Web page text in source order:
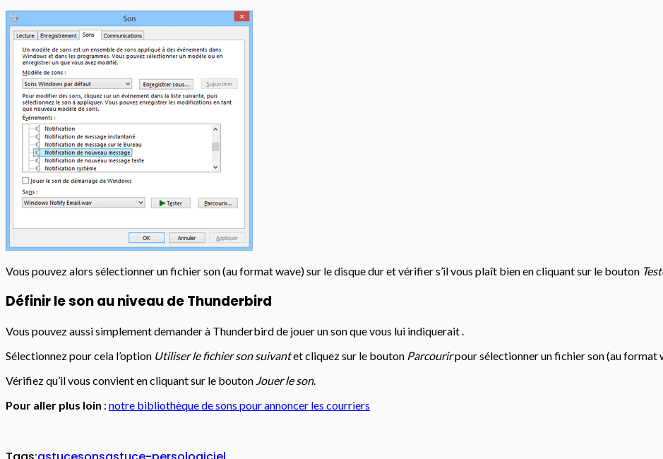
Vous pouvez alors sélectionner un fichier son (au format wave) sur le disque dur et vérifier s’il vous plaît bien en cliquant sur le bouton
Définir le son au niveau de Thunderbird
Vous pouvez aussi simplement demander à Thunderbird de jouer un son que vous lui indiquerait .
Sélectionnez pour cela l’option Utiliser le fichier son suivantet cliquez sur le bouton Parcourirpour sélectionner un fichier son (au format
Vérifiez qu’il vous convient en cliquant sur le bouton Jouer le son.
Pour aller plus loin : notre bibliothèque de sons pour annoncer les courriers